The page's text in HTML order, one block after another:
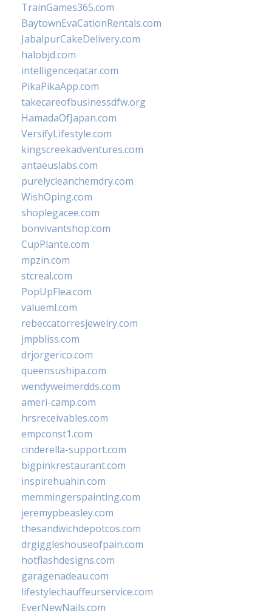
TrainGames365.com
BaytownEvaCationRentals.com
JabalpurCakeDelivery.com
halobjd.com
intelligenceqatar.com
PikaPikaApp.com
takecareofbusinessdfw.org
HamadaOfJapan.com
VersifyLifestyle.com
kingscreekadventures.com
antaeuslabs.com
purelycleanchemdry.com
WishOping.com
shoplegacee.com
bonvivantshop.com
CupPlante.com
mpzin.com
stcreal.com
PopUpFlea.com
valueml.com
rebeccatorresjewelry.com
jmpbliss.com
drjorgerico.com
queensushipa.com
wendyweimerdds.com
ameri-camp.com
hrsreceivables.com
empconst1.com
cinderella-support.com
bigpinkrestaurant.com
inspirehuahin.com
memmingerspainting.com
jeremypbeasley.com
thesandwichdepotcos.com
drgiggleshouseofpain.com
hotflashdesigns.com
garagenadeau.com
lifestylechauffeurservice.com
EverNewNails.com